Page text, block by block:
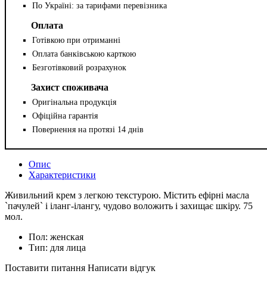
По Україні: за тарифами перевізника
Оплата
Готівкою при отриманні
Оплата банківською карткою
Безготівковий розрахунок
Захист споживача
Оригінальна продукція
Офіційна гарантія
Повернення на протязі 14 днів
Опис
Характеристики
Живильний крем з легкою текстурою. Містить ефірні масла
`пачулей` і іланг-ілангу, чудово воложить і захищає шкіру. 75
мол.
Пол: женская
Тип: для лица
Поставити питання Написати відгук